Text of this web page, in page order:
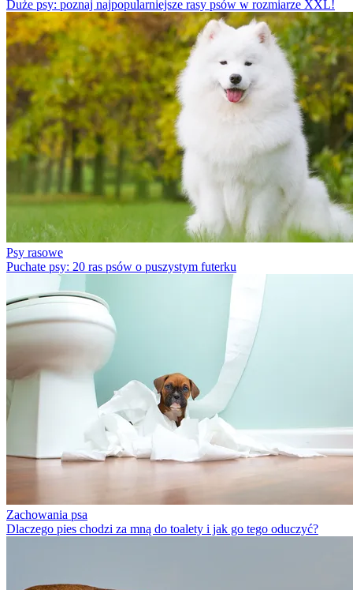
Duże psy: poznaj najpopularniejsze rasy psów w rozmiarze XXL!
Psy rasowe
Puchate psy: 20 ras psów o puszystym futerku
Zachowania psa
Dlaczego pies chodzi za mną do toalety i jak go tego oduczyć?